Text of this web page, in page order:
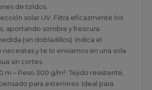
de toldos.
solar UV. Filtra eficazmente los
aportando sombra y frescura.
(sin dobladillos). Indica el
y te lo enviamos en una sola
sin cortes.
m – Peso 300 g/m². Tejido resistente,
para exteriores. Ideal para